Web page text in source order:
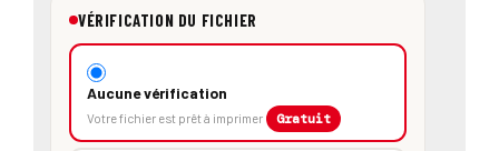
VÉRIFICATION DU FICHIER
Aucune vérification
Votre fichier est prêt à imprimer Gratuit